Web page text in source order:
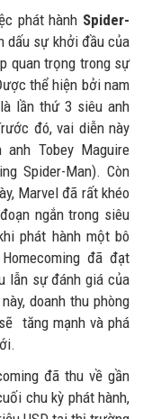
phát hành Spider-
dấu sự khởi đầu của
quan trọng trong sự
thể hiện bởi nam
lần thứ 3 siêu anh
đó, vai diễn này
Tobey Maguire
Spider-Man). Còn
Marvel đã rất khéo
ngắn trong siêu
phát hành một bô
đã đạt
lẫn sự đánh giá của
doanh thu phòng
tăng mạnh và phá
đã thu về gần
chu kỳ phát hành,